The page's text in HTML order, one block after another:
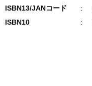
ISBN13/JANコード
ISBN10